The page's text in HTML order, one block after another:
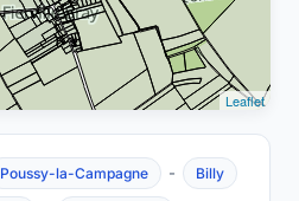
Leaflet
Poussy-la-Campagne - Billy